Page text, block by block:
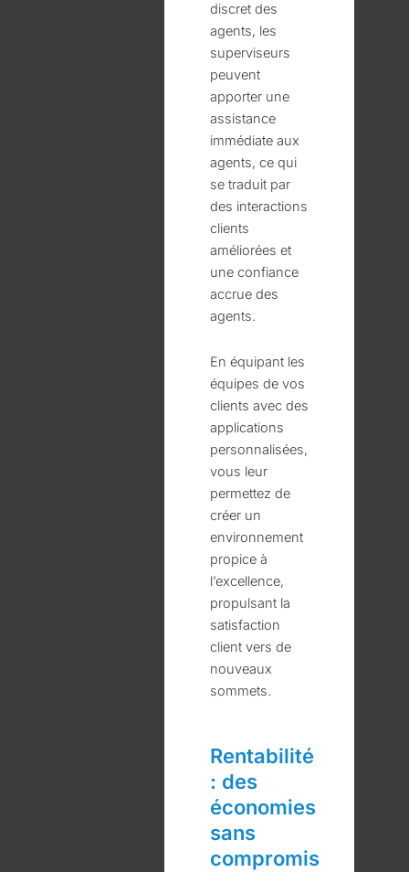
discret des
agents, les
superviseurs
peuvent
apporter une
assistance
immédiate aux
agents, ce qui
se traduit par
des interactions
clients
améliorées et
une confiance
accrue des
agents.
En équipant les
équipes de vos
clients avec des
applications
personnalisées,
vous leur
permettez de
créer un
environnement
propice à
l’excellence,
propulsant la
satisfaction
client vers de
nouveaux
sommets.
Rentabilité
: des
économies
sans
compromis